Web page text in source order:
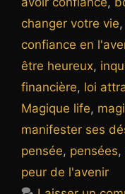
changer votre vie,
confiance en
être heureux,
financière, loi
Magique life,
manifester ses
pensée, pensées,
peur de l'avenir